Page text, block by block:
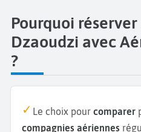
Pourquoi
Dzaoudzi avec
?
Le choix pour comparer
compagnies aériennes